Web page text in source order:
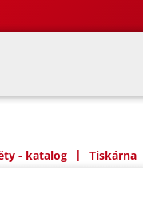
- katalog | Tiskárna